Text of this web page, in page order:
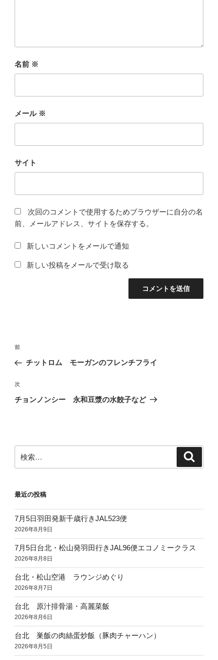
名前 ※
メール ※
サイト
次回のコメントで使用するためブラウザーに自分の名
前、メールアドレス、サイトを保存する。
新しいコメントをメールで通知
新しい投稿をメールで受け取る
投
ナ
ビ
ゲ
ン
前
の
稿
前
チットロム モーガンのフレンチフライ
次
の
次
チョンノンシー 永和豆漿の水餃子など
索:
最近の投稿
7月5日羽田発新千歳行きJAL523便
2026年8月9日
7月5日台北・松山発羽田行きJAL96便エコノミークラス
2026年8月8日
台北・松山空港 ラウンジめぐり
2026年8月7日
台北 原汁排骨湯・高麗菜飯
2026年8月6日
台北 巣飯の肉絲蛋炒飯（豚肉チャーハン）
2026年8月5日